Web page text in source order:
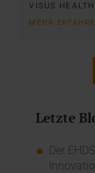
VISUS
MEHR
Letzte
Der